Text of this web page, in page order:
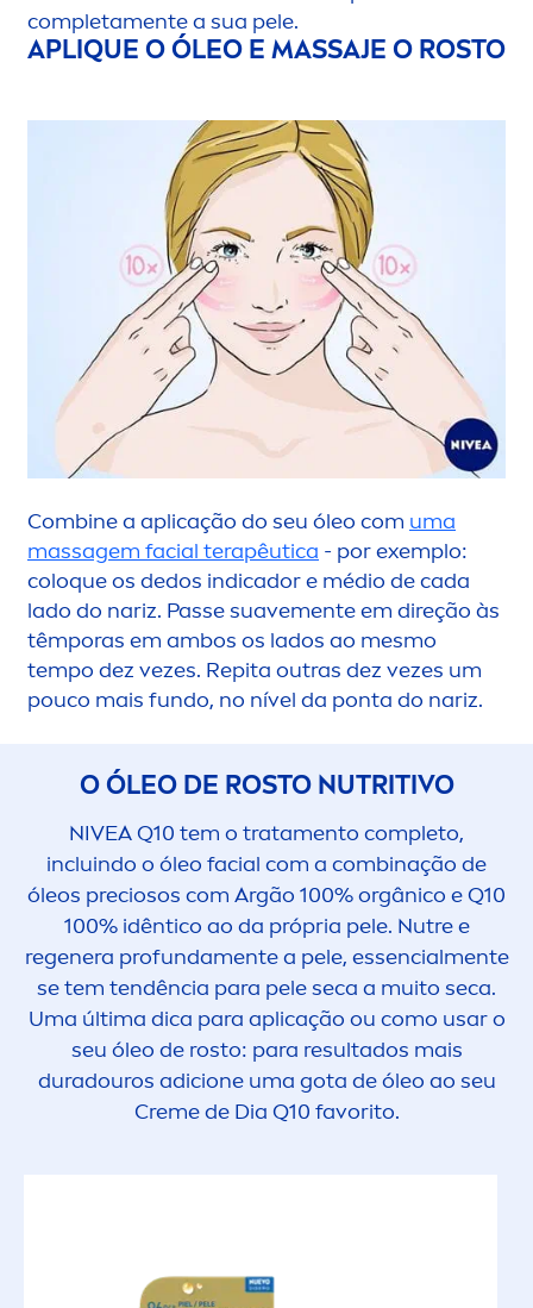
completamente a sua pele.
APLIQUE O ÓLEO E MASSAJE O ROSTO
Combine a aplicação do seu óleo com uma
massagem facial terapêutica - por exemplo:
coloque os dedos indicador e médio de cada
lado do nariz. Passe suavemente em direção às
têmporas em ambos os lados ao mesmo
tempo dez vezes. Repita outras dez vezes um
pouco mais fundo, no nível da ponta do nariz.
O ÓLEO DE ROSTO NUTRITIVO
NIVEAQ10 tem o tratamento completo,
incluindo o óleo facial com a combinação de
óleos preciosos com Argão 100% orgânico e Q10
100% idêntico ao da própria pele. Nutre e
regenera profundamente a pele, essencialmente
se tem tendência para pele seca a muito seca.
Uma última dica para aplicação ou como usar o
seu óleo de rosto: para resultados mais
duradouros adicione uma gota de óleo ao seu
Cremede Dia Q10 favorito.